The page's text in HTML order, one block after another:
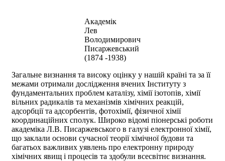
Академік
Лев
Володимирович
Писаржевський
(1874 -1938)
Загальне визнання та високу оцінку у нашій країні та за її
межами отримали дослідження вчених Інституту з
фундаментальних проблем каталізу, хімії ізотопів, хімії
вільних радикалів та механізмів хімічних реакцій,
адсорбції та адсорбентів, фотохімії, фізичної хімії
координаційних сполук. Широко відомі піонерські роботи
академіка Л.В. Писаржевського в галузі електронної хімії,
що заклали основи сучасної теорії хімічної будови та
багатьох важливих уявлень про електронну природу
хімічних явищ і процесів та здобули всесвітнє визнання.